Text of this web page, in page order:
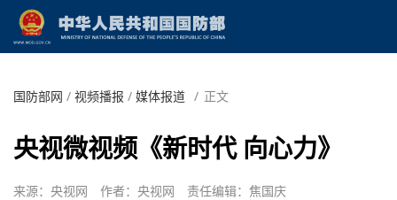
国防部网 / 视频播报 / 媒体报道 / 正文
央视微视频《新时代 向心力》
来源：央视网 作者：央视网
责任编辑：焦国庆